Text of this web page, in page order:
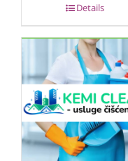
Details